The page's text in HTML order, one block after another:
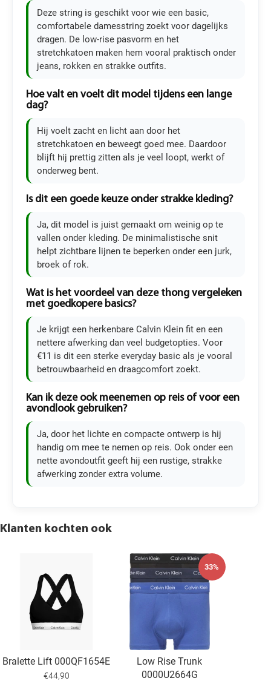
Deze string is geschikt voor wie een basic,
comfortabele damesstring zoekt voor dagelijks
dragen. De low-rise pasvorm en het
stretchkatoen maken hem vooral praktisch onder
jeans, rokken en strakke outfits.
Hoe valt en voelt dit model tijdens een lange
dag?
Hij voelt zacht en licht aan door het
stretchkatoen en beweegt goed mee. Daardoor
blijft hij prettig zitten als je veel loopt, werkt of
onderweg bent.
Is dit een goede keuze onder strakke kleding?
Ja, dit model is juist gemaakt om weinig op te
vallen onder kleding. De minimalistische snit
helpt zichtbare lijnen te beperken onder een jurk,
broek of rok.
Wat is het voordeel van deze thong vergeleken
met goedkopere basics?
Je krijgt een herkenbare Calvin Klein fit en een
nettere afwerking dan veel budgetopties. Voor
€11 is dit een sterke everyday basic als je vooral
betrouwbaarheid en draagcomfort zoekt.
Kan ik deze ook meenemen op reis of voor een
avondlook gebruiken?
Ja, door het lichte en compacte ontwerp is hij
handig om mee te nemen op reis. Ook onder een
nette avondoutfit geeft hij een rustige, strakke
afwerking zonder extra volume.
Klanten kochten ook
Bralette Lift 000QF1654E
€44,90
33%
Low Rise Trunk
0000U2664G